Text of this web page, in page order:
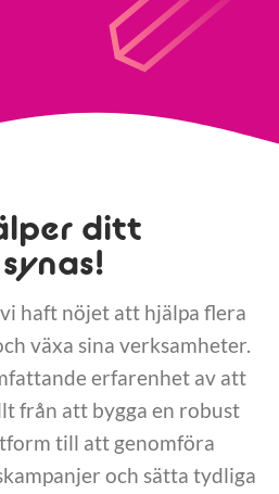
ditt
haft nöjet att hjälpa flera
växa sina verksamheter.
erfarenhet av att
från att bygga en robust
till att genomföra
och sätta tydliga